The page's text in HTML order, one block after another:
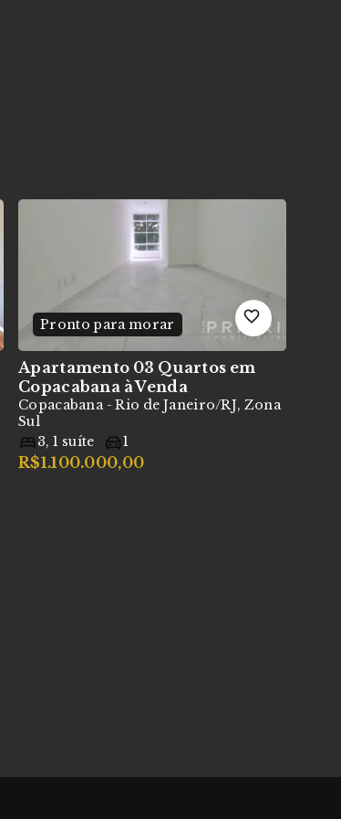
Pronto para morar
Apartamento 03 Quartos em
Copacabana à Venda
Copacabana - Rio de Janeiro/RJ, Zona
Sul
3,1 suíte 1
R$1.100.000,00